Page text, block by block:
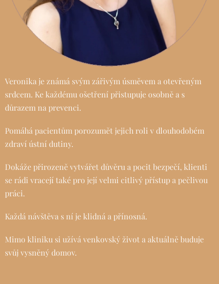
Veronika je známá svým zářivým úsměvem a otevřeným
srdcem. Ke každému ošetření přistupuje osobně a s
důrazem na prevenci.
Pomáhá pacientům porozumět jejich roli v dlouhodobém
zdraví ústní dutiny.
Dokáže přirozeně vytvářet důvěru a pocit bezpečí, klienti
se rádi vracejí také pro její velmi citlivý přístup a pečlivou
práci.
Každá návštěva s ní je klidná a přínosná.
Mimo kliniku si užívá venkovský život a aktuálně buduje
svůj vysněný domov.